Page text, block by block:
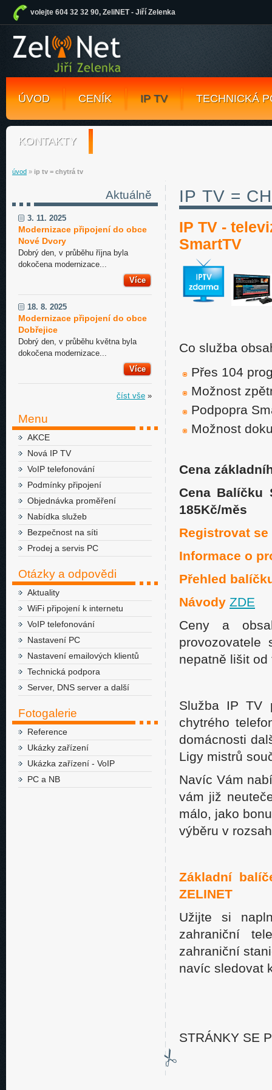
volejte 604 32 32 90, ZeliNET - Jiří Zelenka
ÚVOD CENÍK IP TV TECHNICKÁ
KONTAKTY
úvod » ip tv = chytrá tv
IP TV =
IP TV -
SmartTV
Co služba
Přes 104
Možnost
Podpopra
Možnost
Cena
Cena Balíčku
185Kč/měs
Registrovat se
Informace o
Přehled
Návody ZDE
Ceny a
provozovatele
nepatně lišit
Služba IP TV
chytrého
domácnosti
Ligy mistrů
Navíc Vám
vám již
málo, jako
výběru v
Základní
ZELINET
Užijte si
zahraniční
zahraniční
navíc sledovat
STRÁNKY SE
Aktuálně
3. 11. 2025
Modernizace připojení do obce
Nové Dvory
Dobrý den, v průběhu října byla
dokočena modernizace...
Více
18. 8. 2025
Modernizace připojení do obce
Dobřejice
Dobrý den, v průběhu května byla
dokočena modernizace...
Více
číst vše »
Menu
AKCE
Nová IP TV
VoIP telefonování
Podmínky připojení
Objednávka proměření
Nabídka služeb
Bezpečnost na síti
Prodej a servis PC
Otázky a odpovědi
Aktuality
WiFi připojení k internetu
VoIP telefonování
Nastavení PC
Nastavení emailových klientů
Technická podpora
Server, DNS server a další
Fotogalerie
Reference
Ukázky zařízení
Ukázka zařízení - VoIP
PC a NB